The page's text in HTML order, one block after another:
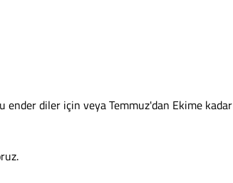
diler için veya Temmuz'dan Ekime kadar